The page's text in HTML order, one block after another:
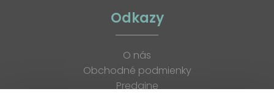
Odkazy
O nás
Obchodné podmienky
Predajne